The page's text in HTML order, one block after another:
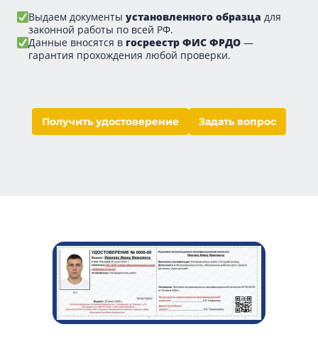
Выдаем документы установленного образца для
законной работы по всей РФ.
Данные вносятся в госреестр ФИС ФРДО —
гарантия прохождения любой проверки.
Получить удостоверение Задать вопрос